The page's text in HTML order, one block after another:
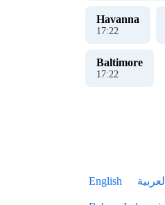
Havanna
17:22
Baltimore
17:22
English العربية